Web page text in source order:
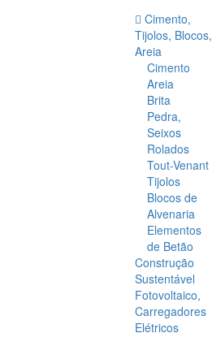
Cimento,
Tijolos, Blocos,
Areia
Cimento
Areia
Brita
Pedra,
Seixos
Rolados
Tout-Venant
Tijolos
Blocos de
Alvenaria
Elementos
de Betão
Construção
Sustentável
Fotovoltaico,
Carregadores
Elétricos